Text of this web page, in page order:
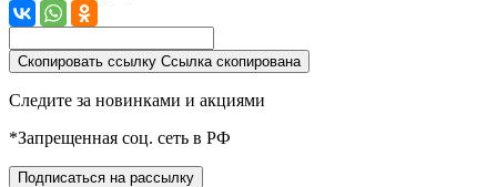
Скопировать ссылку Ссылка скопирована
Следите за новинками и акциями
*Запрещенная соц. сеть в РФ
Подписаться на рассылку